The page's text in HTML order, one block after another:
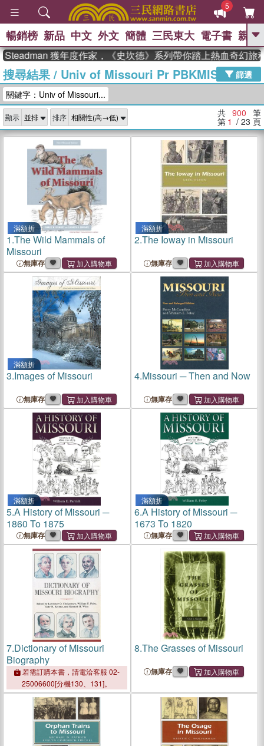
5
GO
熱搜： 東野圭吾 、 高希均教授回憶錄
、 The Odyssey 、 父親節 、 如果歷
獎 臺灣漫遊錄 、 方念華 、 台灣的李
登輝時代
數學女孩：黎曼猜想 、
偉大的迷走神經
暢銷榜 新品 中文 外文 簡體 三民東大 電子書 親子
獲年度作家，《史坎德》系列帶你踏上熱血奇幻旅程
搜尋結果/ Univ of Missouri Pr PBKMISLB 篩選
關鍵字：Univ of Missouri...
顯示 排序 共 900 筆
第 1 / 23 頁
滿額折
1.The Wild Mammals of
Missouri
無庫存
滿額折
2.The Ioway in Missouri
無庫存
滿額折
3.Images of Missouri
無庫存
4.Missouri ─ Then and Now
無庫存
滿額折
5.A History of Missouri ─
1860 To 1875
無庫存
滿額折
6.A History of Missouri ─
1673 To 1820
無庫存
7.Dictionary of Missouri
Biography
若需訂購本書，請電洽客服 02-
25006600[分機130、131]。
8.The Grasses of Missouri
無庫存